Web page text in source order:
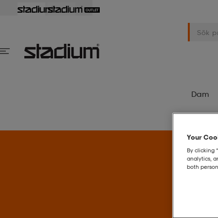
Dam
Your
By clicking
analytics,
both